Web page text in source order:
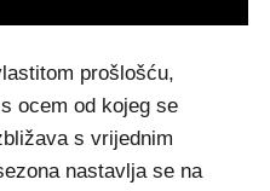
prošlošću,
ocem od kojeg se
s vrijednim
nastavlja se na